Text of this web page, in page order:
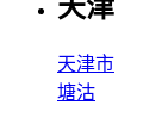
天津
天津市
塘沽